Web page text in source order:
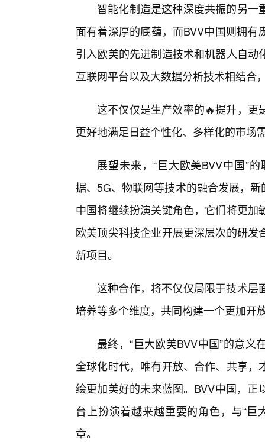
智能化制造是这种深度共振的另一
面有着深厚的底蕴，而BVV中国则拥
引入欧美的先进制造技术和机器人自
互联网平台以及大数据分析技术相结合
这不仅仅是生产效率的🔥提升，更
更好地满足日益个性化、多样化的市场
展望未来，“巨大欧美BVV中国”
据、5G、物联网等技术的融合发展，
中国将继续扮演关键角色，它们将更
欧美顶尖科技企业开展更深层次的研
新项目。
这种合作，将不仅仅局限于技术层
培养等多个维度，共同构建一个更加开
最终，“巨大欧美BVV中国”的意
全球化时代，唯有开放、合作、共享
绘更加美好的未来蓝图。BVV中国，
台上扮演着越来越重要的角色，与“
章。